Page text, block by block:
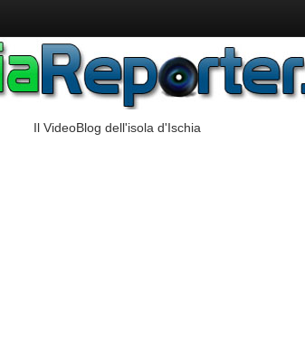
Il VideoBlog dell'isola d'Ischia